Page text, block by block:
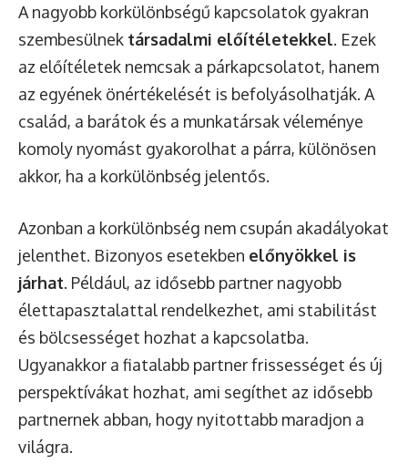
A nagyobb korkülönbségű kapcsolatok gyakran
szembesülnek társadalmi előítéletekkel. Ezek
az előítéletek nemcsak a párkapcsolatot, hanem
az egyének önértékelését is befolyásolhatják. A
család, a barátok és a munkatársak véleménye
komoly nyomást gyakorolhat a párra, különösen
akkor, ha a korkülönbség jelentős.
Azonban a korkülönbség nem csupán akadályokat
jelenthet. Bizonyos esetekben előnyökkel is
járhat. Például, az idősebb partner nagyobb
élettapasztalattal rendelkezhet, ami stabilitást
és bölcsességet hozhat a kapcsolatba.
Ugyanakkor a fiatalabb partner frissességet és új
perspektívákat hozhat, ami segíthet az idősebb
partnernek abban, hogy nyitottabb maradjon a
világra.